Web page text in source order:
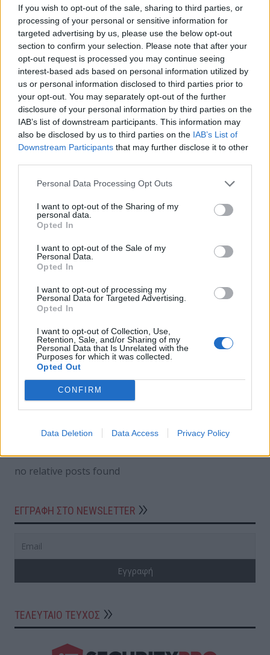
If you wish to opt-out of the sale, sharing to third parties, or
processing of your personal or sensitive information for
targeted advertising by us, please use the below opt-out
section to confirm your selection. Please note that after your
opt-out request is processed you may continue seeing
interest-based ads based on personal information utilized by
us or personal information disclosed to third parties prior to
your opt-out. You may separately opt-out of the further
disclosure of your personal information by third parties on the
IAB’s list of downstream participants. This information may
also be disclosed by us to third parties on the IAB’s List of
Downstream Participants that may further disclose it to other
Personal Data Processing Opt Outs
I want to opt-out of the Sharing of my
personal data.
Opted In
I want to opt-out of the Sale of my
Personal Data.
Opted In
I want to opt-out of processing my
Personal Data for Targeted Advertising.
Opted In
I want to opt-out of Collection, Use,
Retention, Sale, and/or Sharing of my
Personal Data that Is Unrelated with the
Purposes for which it was collected.
Opted Out
CONFIRM
Data Deletion Data Access Privacy Policy
Ενεργοποιήστε την επαλήθευση δύο
παραγόντων (2FA),ώστε ακόμα κι αν κάποιος
αποκτήσει τον κωδικό πρόσβασής σας, να μην
μπορεί να παραβιάσει τον λογαριασμό σας.
Αποφύγετε τη σύνδεση σε ευαίσθητους
λογαριασμούς μέσω δημόσιων δικτύων Wi-Fi,
εκτός αν χρησιμοποιείτε VPN. Οι
κυβερνοεγκληματίες μπορούν να υποκλέψουν
τις δραστηριότητές σας και να κλέψουν τα
στοιχεία σύνδεσής σας.
Να είσαστε προσεκτικοί με μηνύματα
phishingπου επιχειρούν να σας ξεγελάσουν
σας ή να κατεβάσετε κακόβουλο λογισμικό (π.χ.
infostealers). Μην κάνετε ποτέ κλικ σε
μηνύματα και να είστε καχύποπτοι απέναντι σε
πιεστικές τακτικές, όπως απειλές για οφειλές ή
Πράγματι, είναι πολύ πιθανό να έχετε δεκάδες
διαδίκτυο. Αξίζει να αφιερώνετε λίγα λεπτά μία
φορά τον χρόνο για να τους εντοπίζετε και να τους
διαγράφετε. Έτσι, θα συμβάλλετε στην ενίσχυση της
ψηφιακής σας ασφάλειας.
ΣΧΕΤΙΚΑ ΑΡΘΡΑ
no relative posts found
ΕΓΓΡΑΦΗ ΣΤΟ NEWSLETTER
ΤΕΛΕΥΤΑΙΟ ΤΕΥΧΟΣ